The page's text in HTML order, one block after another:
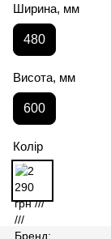
Ширина, мм
480
Висота, мм
600
Колір